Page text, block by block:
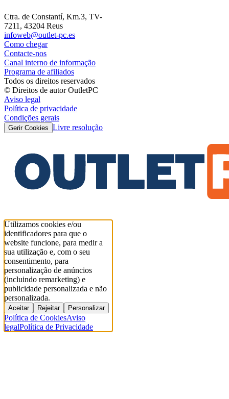
Ctra. de Constantí, Km.3, TV-
7211, 43204 Reus
infoweb@outlet-pc.es
Como chegar
Contacte-nos
Canal interno de informação
Programa de afiliados
Todos os direitos reservados
© Direitos de autor OutletPC
Aviso legal
Política de privacidade
Condições gerais
Gerir Cookies Livre resolução
Utilizamos cookies e/ou
identificadores para que o
website funcione, para medir a
sua utilização e, com o seu
consentimento, para
personalização de anúncios
(incluindo remarketing) e
publicidade personalizada e não
personalizada.
Aceitar Rejeitar Personalizar
Política de CookiesAviso
legalPolítica de Privacidade